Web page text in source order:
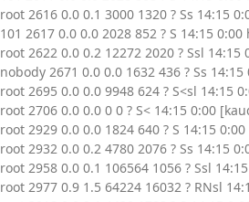
root 2616 0.0 0.1 3000 1320 ? Ss 14:15
101 2617 0.0 0.0 2028 852 ? S 14:15
root 2622 0.0 0.2 12272 2020 ? Ssl
nobody 2671 0.0 0.0 1632 436 ? Ss
root 2695 0.0 0.0 9948 624 ? S<sl 14:15
root 2706 0.0 0.0 0 0 ? S< 14:15 0:00
root 2929 0.0 0.0 1824 640 ? S 14:15
root 2932 0.0 0.2 4780 2076 ? Ss 14:15
root 2958 0.0 0.1 106564 1056 ? Ssl
root 2977 0.9 1.5 64224 16032 ? RNsl